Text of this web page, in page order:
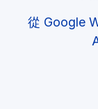
從 Google